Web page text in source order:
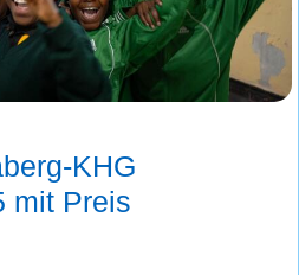
KHG
mit Preis